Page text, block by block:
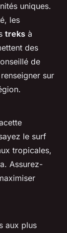
uniques.
les
treks à
des
de
sur
le surf
tropicales,
Assurez-
aux plus